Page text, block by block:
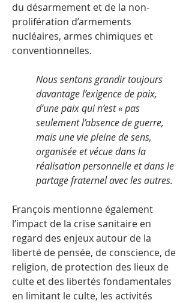
du désarmement et de la non-
prolifération d’armements
nucléaires, armes chimiques et
conventionnelles.
Nous sentons grandir toujours
davantage l’exigence de paix,
d’une paix qui n’est « pas
seulement l’absence de guerre,
mais une vie pleine de sens,
organisée et vécue dans la
réalisation personnelle et dans le
partage fraternel avec les autres.
François mentionne également
l’impact de la crise sanitaire en
regard des enjeux autour de la
liberté de pensée, de conscience, de
religion, de protection des lieux de
culte et des libertés fondamentales
en limitant le culte, les activités